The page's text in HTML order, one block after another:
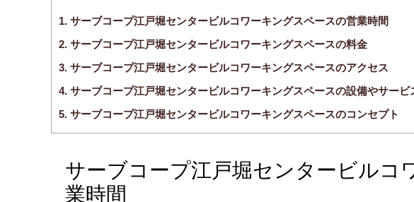
1. サーブコープ江戸堀センタービルコワーキングスペースの営業時間
2. サーブコープ江戸堀センタービルコワーキングスペースの料金
3. サーブコープ江戸堀センタービルコワーキングスペースのアクセス
4. サーブコープ江戸堀センタービルコワーキングスペースの設備やサービ
5. サーブコープ江戸堀センタービルコワーキングスペースのコンセプト
サーブコープ江戸堀センタービルコ
業時間